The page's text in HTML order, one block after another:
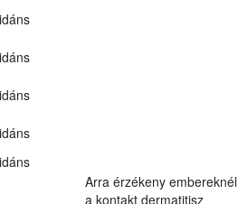
Arra érzékeny embereknél
a kontakt dermatitisz